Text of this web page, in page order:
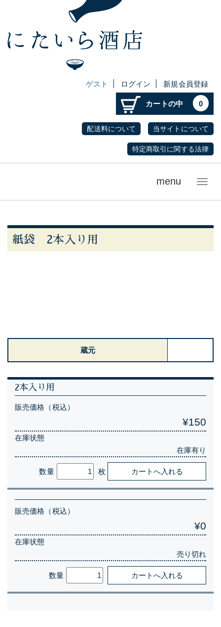
ゲスト ログイン 新規会員登録
カートの中 0
配送料について 当サイトについて
特定商取引に関する法律
メ
menu
紙袋 2本入り用
蔵元
2本入り用
販売価格（税込）
¥150
在庫状態
在庫有り
数量 枚
販売価格（税込）
¥0
在庫状態
売り切れ
数量